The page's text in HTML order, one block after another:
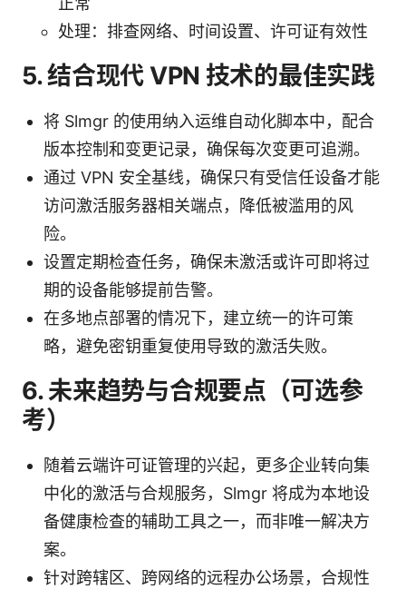
处理：排查网络、时间设置、许可证有效性
5. 结合现代 VPN 技术的最佳实践
将 Slmgr 的使用纳入运维自动化脚本中，配合
版本控制和变更记录，确保每次变更可追溯。
通过 VPN 安全基线，确保只有受信任设备才能
访问激活服务器相关端点，降低被滥用的风
险。
设置定期检查任务，确保未激活或许可即将过
期的设备能够提前告警。
在多地点部署的情况下，建立统一的许可策
略，避免密钥重复使用导致的激活失败。
6. 未来趋势与合规要点（可选参
考）
随着云端许可证管理的兴起，更多企业转向集
中化的激活与合规服务，Slmgr 将成为本地设
备健康检查的辅助工具之一，而非唯一解决方
案。
针对跨辖区、跨网络的远程办公场景，合规性